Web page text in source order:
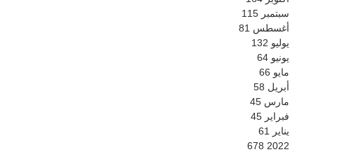
سبتمبر 115
أغسطس 81
يوليو 132
يونيو 64
مايو 66
أبريل 58
مارس 45
فبراير 45
يناير
61
2022
678